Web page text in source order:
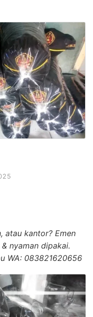
atau kantor? Emen
nyaman dipakai.
WA: 083821620656